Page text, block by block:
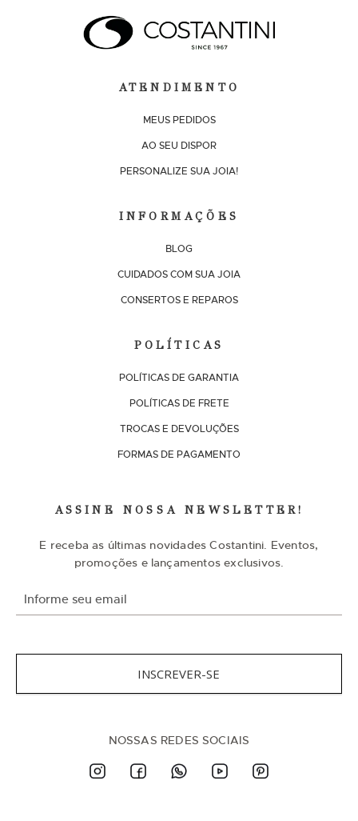
ATENDIMENTO
MEUS PEDIDOS
AO SEU DISPOR
PERSONALIZE SUA JOIA!
INFORMAÇÕES
BLOG
CUIDADOS COM SUA JOIA
CONSERTOS E REPAROS
POLÍTICAS
POLÍTICAS DE GARANTIA
POLÍTICAS DE FRETE
TROCAS E DEVOLUÇÕES
FORMAS DE PAGAMENTO
ASSINE NOSSA NEWSLETTER!
E receba as últimas novidades Costantini. Eventos,
promoções e lançamentos exclusivos.
s
e
-
INSCREVER-SE
NOSSAS REDES SOCIAIS